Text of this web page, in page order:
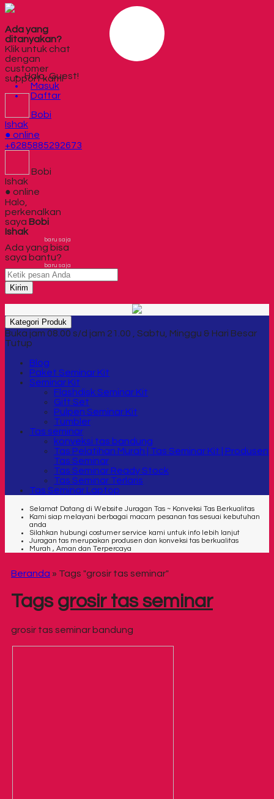
Ada yang
ditanyakan?
Klik untuk chat
dengan
customer
support kami
Bobi
Ishak
● online
+6285885292673
Bobi
Ishak
● online
Halo,
perkenalkan
saya Bobi
Ishak
baru saja
Ada yang bisa
saya bantu?
baru saja
Kirim
Halo, Guest!
Masuk
Daftar
Kategori Produk
Buka jam 08.00 s/d jam 21.00 , Sabtu, Minggu & Hari Besar
Tutup
Blog
Paket Seminar Kit
Seminar Kit
Flashdisk Seminar Kit
Gift Set
Pulpen Seminar Kit
Tumbler
Tas seminar
konveksi tas bandung
Tas Pelatihan Murah | Tas Seminar Kit | Produsen
Tas Seminar
Tas Seminar Ready Stock
Tas Seminar Terlaris
Tas Seminar Laptop
Selamat Datang di Website Juragan Tas ~ Konveksi Tas Berkualitas
Kami siap melayani berbagai macam pesanan tas sesuai kebutuhan
anda
Silahkan hubungi costumer service kami untuk info lebih lanjut
Juragan tas merupakan produsen dan konveksi tas berkualitas
Murah , Aman dan Terpercaya
Beranda » Tags "grosir tas seminar"
Tags grosir tas seminar
grosir tas seminar bandung